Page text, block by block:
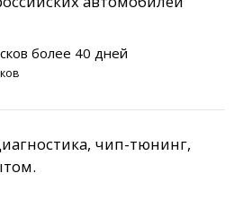
более 40 дней
чип-тюнинг,